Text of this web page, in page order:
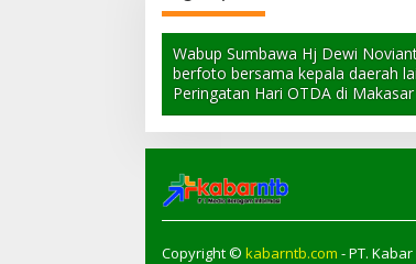
Wabup Sumbawa Hj Dewi
berfoto bersama kepala daerah
Peringatan Hari OTDA di Makasar
Copyright © kabarntb.com - PT.